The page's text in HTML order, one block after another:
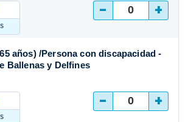
- +
años) /Persona con discapacidad -
Ballenas y Delfines
- +